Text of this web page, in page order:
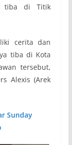
tiba di Titik
cerita dan
tiba di Kota
tersebut,
Alexis (Arek
Sunday